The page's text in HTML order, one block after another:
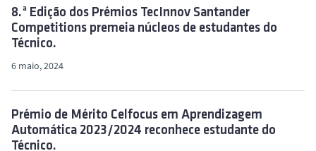
8.ª Edição dos Prémios TecInnov Santander
Competitions premeia núcleos de estudantes do
Técnico.
6 maio, 2024
Prémio de Mérito Celfocus em Aprendizagem
Automática 2023/2024 reconhece estudante do
Técnico.